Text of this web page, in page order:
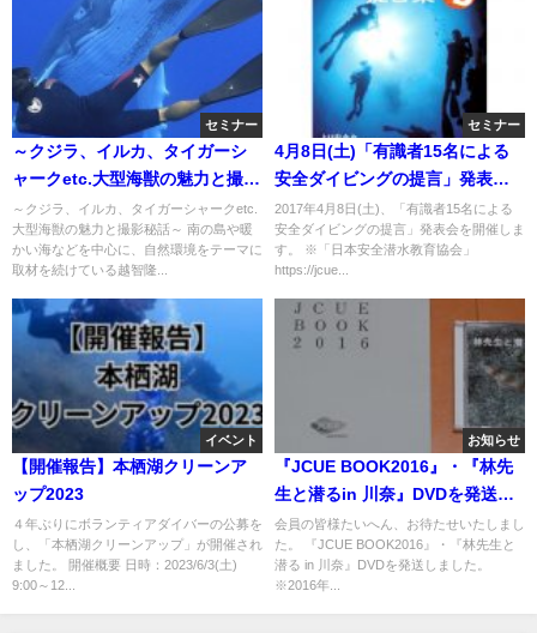
セミナー
～クジラ、イルカ、タイガーシ
ャークetc.大型海獣の魅力と撮影
秘話～
～クジラ、イルカ、タイガーシャークetc.
大型海獣の魅力と撮影秘話～ 南の島や暖
かい海などを中心に、自然環境をテーマに
取材を続けている越智隆...
セミナー
4月8日(土)「有識者15名による
安全ダイビングの提言」発表会
を開催します
2017年4月8日(土)、「有識者15名による
安全ダイビングの提言」発表会を開催しま
す。 ※「日本安全潜水教育協会」
https://jcue...
イベント
【開催報告】本栖湖クリーンア
ップ2023
４年ぶりにボランティアダイバーの公募を
し、「本栖湖クリーンアップ」が開催され
ました。 開催概要 日時：2023/6/3(土)
9:00～12...
お知らせ
『JCUE BOOK2016』・『林先
生と潜るin 川奈』DVDを発送し
ました。
会員の皆様たいへん、お待たせいたしまし
た。 『JCUE BOOK2016』・『林先生と
潜る in 川奈』DVDを発送しました。
※2016年...